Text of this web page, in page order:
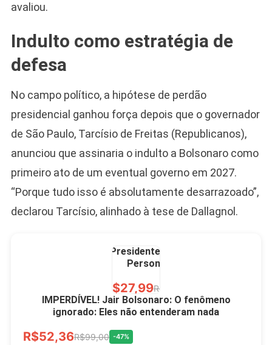
avaliou.
Indulto como estratégia de
defesa
No campo político, a hipótese de perdão
presidencial ganhou força depois que o governador
de São Paulo, Tarcísio de Freitas (Republicanos),
anunciou que assinaria o indulto a Bolsonaro como
primeiro ato de um eventual governo em 2027.
“Porque tudo isso é absolutamente desarrazoado”,
declarou Tarcísio, alinhado à tese de Dallagnol.
Bolsonaro Presidente
2026 Pátria Brasil 6 X
Ver no MERCADO
LIVRE
Presidente Porcelana
Personalizada
R$27,99R$49,00
IMPERDÍVEL! Jair Bolsonaro: O fenômeno
ignorado: Eles não entenderam nada
R$52,36R$99,00 -47%